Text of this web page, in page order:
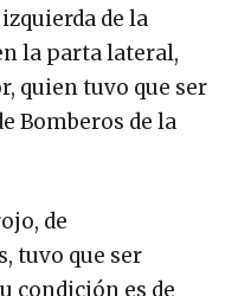
de la
la parta lateral,
quien tuvo que ser
Bomberos de la
de
tuvo que ser
condición es de